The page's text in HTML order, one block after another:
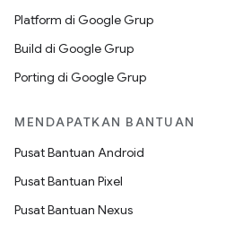
Platform di Google Grup
Build di Google Grup
Porting di Google Grup
MENDAPATKAN BANTUAN
Pusat Bantuan Android
Pusat Bantuan Pixel
Pusat Bantuan Nexus